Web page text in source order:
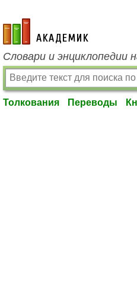
academic.ru
Словари и энциклопедии
Толкования Переводы